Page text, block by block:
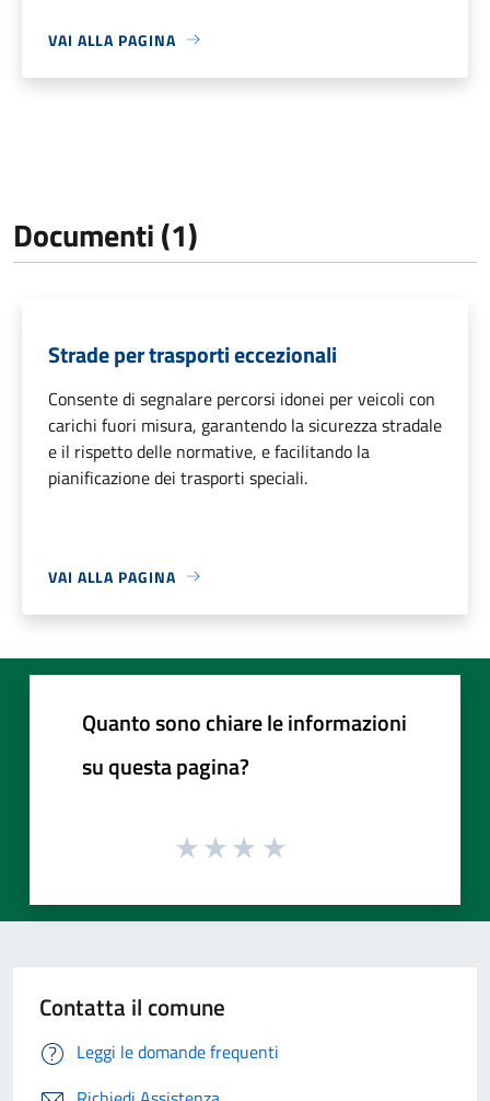
VAI ALLA PAGINA
Documenti (1)
Strade per trasporti eccezionali
Consente di segnalare percorsi idonei per veicoli con
carichi fuori misura, garantendo la sicurezza stradale
e il rispetto delle normative, e facilitando la
pianificazione dei trasporti speciali.
VAI ALLA PAGINA
Quanto sono chiare le informazioni
su questa pagina?
Contatta il comune
Leggi le domande frequenti